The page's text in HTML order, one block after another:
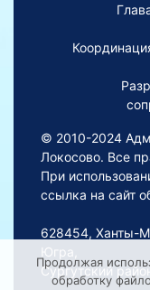
© 2010-2024
Локосово. Все
При
ссылка на сайт
628454, Ханты-
Югра,
Сургутский
Продолжая
обработку